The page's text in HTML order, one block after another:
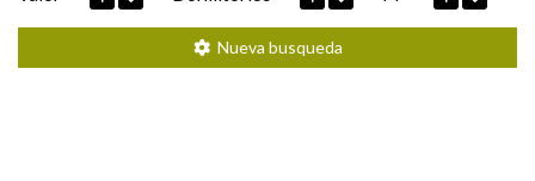
Nueva busqueda